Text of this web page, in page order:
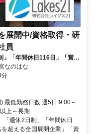
展開中/資格取得・研
員
」「年間休日116日」「賞与
業」「資格取得・研修受講
なのはな
分
最低勤務日数 週5日 9:00～
上～長期
「週休2日制」「年間休日
超える全国展開企業」「資